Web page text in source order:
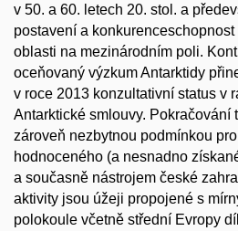
v 50. a 60. letech 20. stol. a
postavení a
oblasti na mezinárodním poli.
oceňovaný výzkum Antarktidy
v roce 2013 konzultativní status v
Antarktické smlouvy. Pokračování
zároveň nezbytnou podmínkou
hodnoceného (a nesnadno
a současně nástrojem české
aktivity jsou úžeji propojené s
polokoule včetně střední Evropy